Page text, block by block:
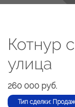
Котнур
улица
260 000 руб.
Тип сделки: